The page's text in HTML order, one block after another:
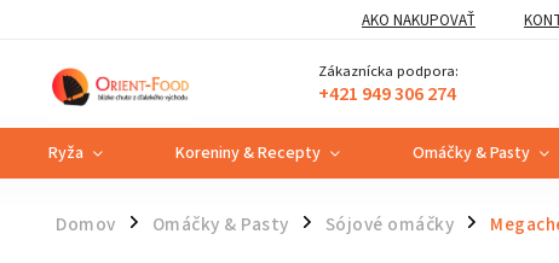
AKO NAKUPOVAŤ
Zákaznícka podpora:
+421 949 306 274
Ryža Koreniny & Recepty Omáčky & Pasty
Domov / Omáčky & Pasty / Sójové omáčky /